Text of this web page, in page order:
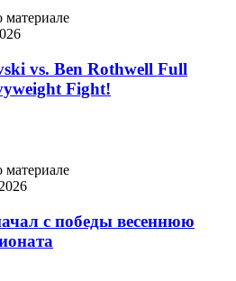
vs. Ben Rothwell Full
Fight!
с победы весеннюю